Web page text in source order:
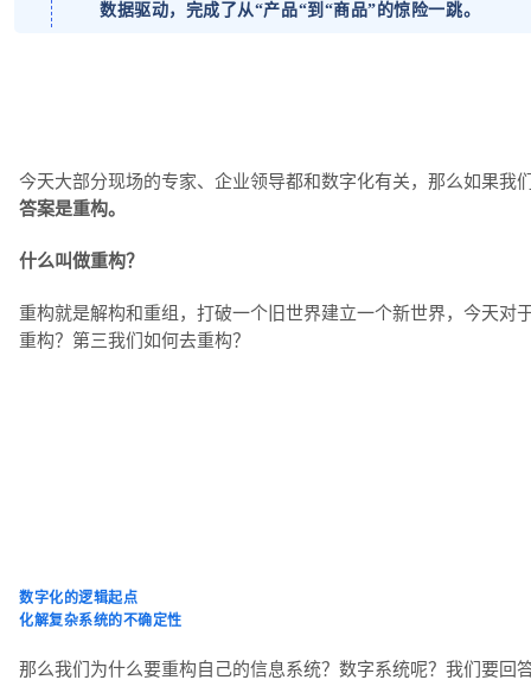
数据驱动，完成了从“产品“到“商品”的惊险一跳。
今天大部分现场的专家、企业领导都和数字化有关，那么如果我
答案是重构。
什么叫做重构？
重构就是解构和重组，打破一个旧世界建立一个新世界，今天
重构？第三我们如何去重构？
数字化的逻辑起点
化解复杂系统的不确定性
那么我们为什么要重构自己的信息系统？数字系统呢？我们要